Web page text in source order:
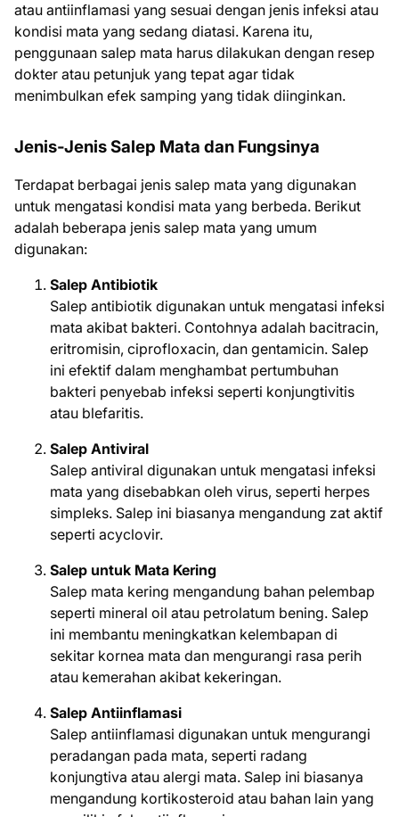
atau antiinflamasi yang sesuai dengan jenis infeksi atau
kondisi mata yang sedang diatasi. Karena itu,
penggunaan salep mata harus dilakukan dengan resep
dokter atau petunjuk yang tepat agar tidak
menimbulkan efek samping yang tidak diinginkan.
Jenis-Jenis Salep Mata dan Fungsinya
Terdapat berbagai jenis salep mata yang digunakan
untuk mengatasi kondisi mata yang berbeda. Berikut
adalah beberapa jenis salep mata yang umum
digunakan:
Salep Antibiotik
Salep antibiotik digunakan untuk mengatasi infeksi
mata akibat bakteri. Contohnya adalah bacitracin,
eritromisin, ciprofloxacin, dan gentamicin. Salep
ini efektif dalam menghambat pertumbuhan
bakteri penyebab infeksi seperti konjungtivitis
atau blefaritis.
Salep Antiviral
Salep antiviral digunakan untuk mengatasi infeksi
mata yang disebabkan oleh virus, seperti herpes
simpleks. Salep ini biasanya mengandung zat aktif
seperti acyclovir.
Salep untuk Mata Kering
Salep mata kering mengandung bahan pelembap
seperti mineral oil atau petrolatum bening. Salep
ini membantu meningkatkan kelembapan di
sekitar kornea mata dan mengurangi rasa perih
atau kemerahan akibat kekeringan.
Salep Antiinflamasi
Salep antiinflamasi digunakan untuk mengurangi
peradangan pada mata, seperti radang
konjungtiva atau alergi mata. Salep ini biasanya
mengandung kortikosteroid atau bahan lain yang